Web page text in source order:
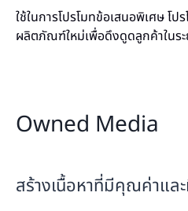
ใช้ในการโปรโมทข้อเสนอพิเศษ โป
ผลิตภัณฑ์ใหม่เพื่อดึงดูดลูกค้าในระ
Owned Media
สร้างเนื้อหาที่มีคุณค่าแล